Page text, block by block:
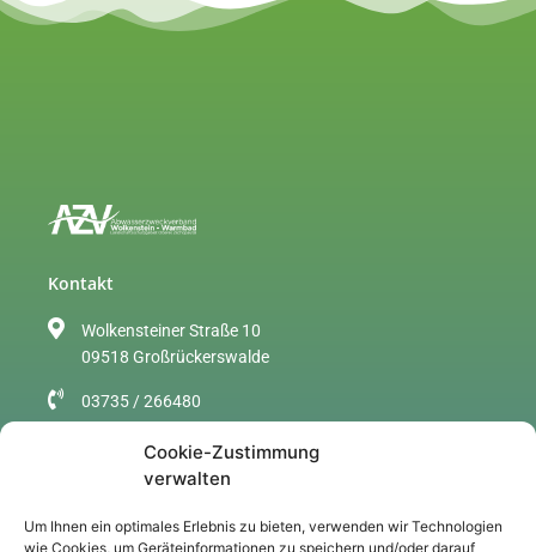
Cookie-Zustimmung
verwalten
Um Ihnen ein optimales Erlebnis zu bieten, verwenden wir Technologien
wie Cookies, um Geräteinformationen zu speichern und/oder darauf
Kontakt
Wolkensteiner Straße 10
09518 Großrückerswalde
03735 / 266480
info@azv-wolkenstein.de
Über uns